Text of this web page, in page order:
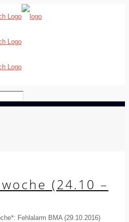
(24.10 –
Fehlalarm BMA (29.10.2016)